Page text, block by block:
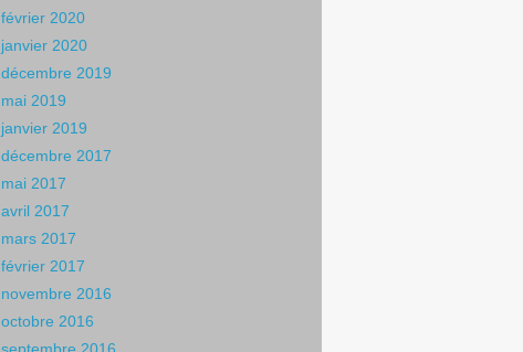
février 2020
janvier 2020
décembre 2019
mai 2019
janvier 2019
décembre 2017
mai 2017
avril 2017
mars 2017
février 2017
novembre 2016
octobre 2016